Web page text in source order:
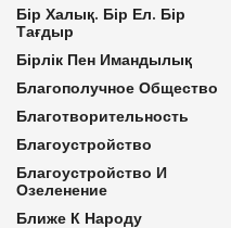
Бір Халық. Бір Ел. Бір
Тағдыр
Бірлік Пен Имандылық
Благополучное Общество
Благотворительность
Благоустройство
Благоустройство И
Озеленение
Ближе К Народу